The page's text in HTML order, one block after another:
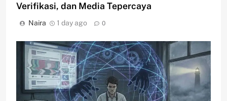
Verifikasi, dan Media Tepercaya
Naira 1 day ago 0